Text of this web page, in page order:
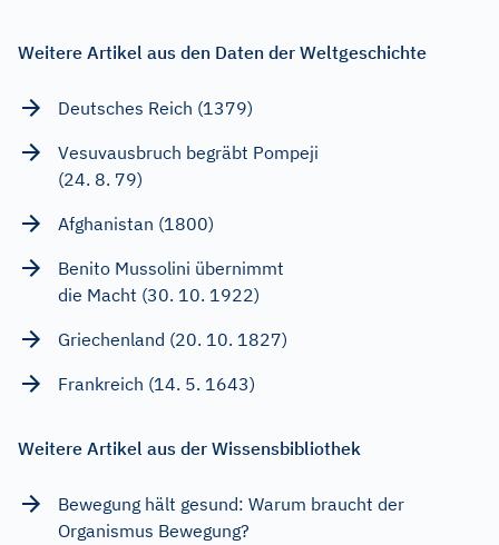
Weitere Artikel aus den Daten der Weltgeschichte
Deutsches Reich (1379)
Vesuvausbruch begräbt Pompeji
(24. 8. 79)
Afghanistan (1800)
Benito Mussolini übernimmt
die Macht (30. 10. 1922)
Griechenland (20. 10. 1827)
Frankreich (14. 5. 1643)
Weitere Artikel aus der Wissensbibliothek
Bewegung hält gesund: Warum braucht der
Organismus Bewegung?